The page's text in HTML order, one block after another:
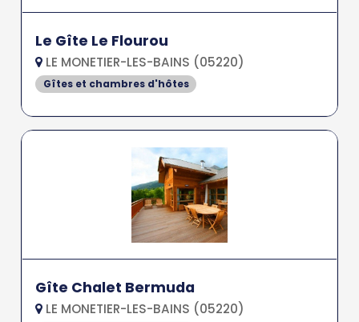
Le Gîte Le Flourou
LE MONETIER-LES-BAINS (05220)
Gîtes et chambres d'hôtes
Gîte Chalet Bermuda
LE MONETIER-LES-BAINS (05220)